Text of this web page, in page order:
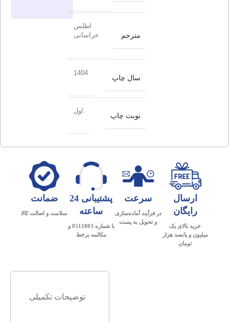
مترجم
اطلس
خراسانی
سال چاپ
1404
نوبت چاپ
اول
ارسال
رایگان
خرید بالای یک
میلیون و پانصد هزار
تومان
سرعت
در فرآیند آماده‌سازی
و تحویل به پست
پشتیبانی 24
ساعته
با شماره 0511803 و
مکالمه برخط
ضمانت
سلامت و اصالت کالا
توضیحات تکمیلی